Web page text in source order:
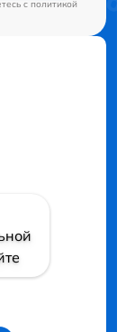
cполитикой